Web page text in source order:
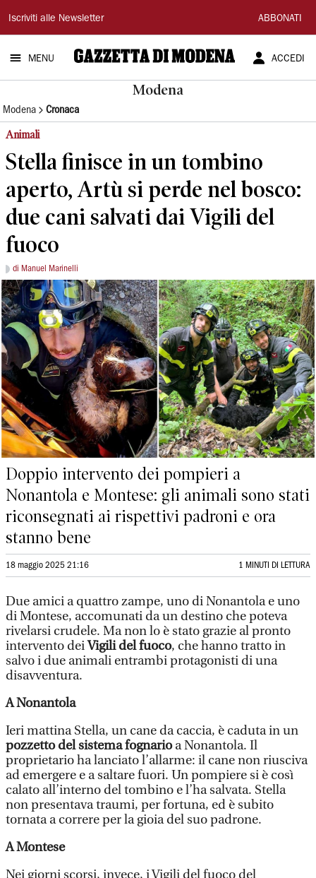
Gazzetta
di
Modena
Iscriviti alle Newsletter ABBONATI
MENU ACCEDI
Modena
Modena Cronaca
Animali
Stella finisce in un tombino
aperto, Artù si perde nel bosco:
due cani salvati dai Vigili del
fuoco
di Manuel Marinelli
Doppio intervento dei pompieri a
Nonantola e Montese: gli animali sono stati
riconsegnati ai rispettivi padroni e ora
stanno bene
18 maggio 2025 21:16 1 MINUTI DI LETTURA
Due amici a quattro zampe, uno di Nonantola e uno
di Montese, accomunati da un destino che poteva
rivelarsi crudele. Ma non lo è stato grazie al pronto
intervento deiVigili del fuoco, che hanno tratto in
salvo i due animali entrambi protagonisti di una
disavventura.
A Nonantola
Ieri mattina Stella, un cane da caccia, è caduta in un
pozzetto del sistema fognarioa Nonantola. Il
proprietario ha lanciato l’allarme: il cane non riusciva
ad emergere e a saltare fuori. Un pompiere si è così
calato all’interno del tombino e l’ha salvata. Stella
non presentava traumi, per fortuna, ed è subito
tornata a correre per la gioia del suo padrone.
A Montese
Nei giorni scorsi, invece, i Vigili del fuoco del